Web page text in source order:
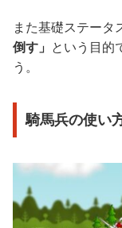
また基礎ステータ
倒す」
という目的
う。
騎馬兵の使い